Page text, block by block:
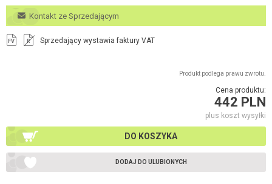
Kontakt ze Sprzedającym
FV R Sprzedający wystawia faktury VAT
Produkt podlega prawu zwrotu.
Cena produktu:
442 PLN
plus koszt wysyłki
DO KOSZYKA
DODAJ DO ULUBIONYCH